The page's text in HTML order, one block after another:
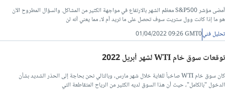
تحليل فني/سعر اليورو مقابل الجنيه المصرى
تحليل فني/الدولار مقابل الليرة التركية
أمضى مؤشر S&P500 معظم الشهر بالارتفاع في مواجهة الكثير من المشاكل. والسؤال المطروح الآن
هو ما إذا كانت وول ستريت سوف تحصل على ما تريد أم لا، مما يعني أنه لن
تحليل فني01/04/2022 09:26 GMT0
توقعات سوق خام WTI لشهر أبريل 2022
كان سوق خام WTI صاخباً للغاية خلال شهر مارس، وبالتالي نحن بحاجة إلى الحذر الشديد بشأن
الدخول "بالكامل"، حيث أن هذا السوق لديه الكثير من الرياح المتقاطعة التي